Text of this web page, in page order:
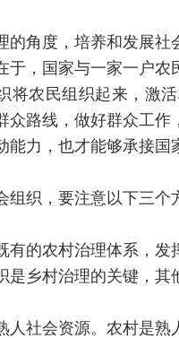
的角度，培养和发展
于，国家与一家一户
将农民组织起来，激
众路线，做好群众工
能力，也才能够承接国
组织，要注意以下三个
有的农村治理体系，
是乡村治理的关键，其
人社会资源。农村是